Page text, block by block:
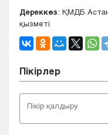
Дереккөз: ҚМДБ
қызметі
Пікірлер